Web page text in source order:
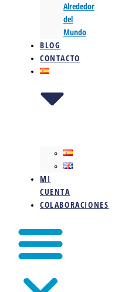
Alrededor
del
Mundo
BLOG
CONTACTO
MI
CUENTA
COLABORACIONES